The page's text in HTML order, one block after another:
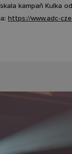
kampaň Kulka
https://www.adc-